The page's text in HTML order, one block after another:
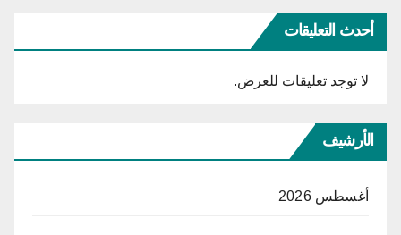
أحدث التعليقات
لا توجد تعليقات للعرض.
الأرشيف
أغسطس 2026